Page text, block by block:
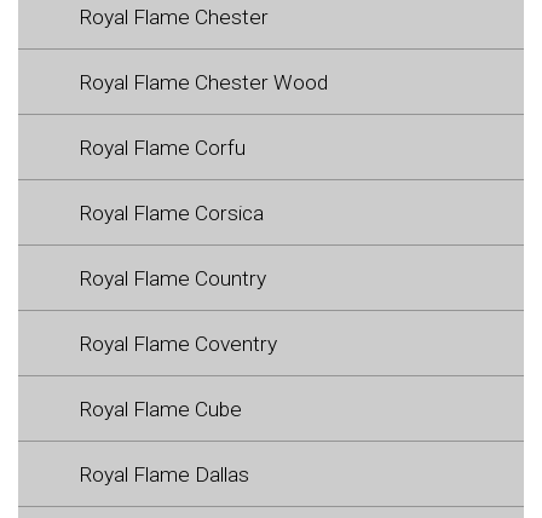
Royal Flame Chester
Royal Flame Chester Wood
Royal Flame Corfu
Royal Flame Corsica
Royal Flame Country
Royal Flame Coventry
Royal Flame Cube
Royal Flame Dallas